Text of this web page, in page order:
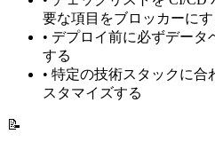
要な項目をブロッカーにす
• デプロイ前に必ずデータ
する
• 特定の技術スタックに合
スタマイズする
📝